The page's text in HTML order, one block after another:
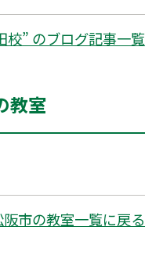
校” のブログ記事一覧
教室
阪市の教室一覧に戻る